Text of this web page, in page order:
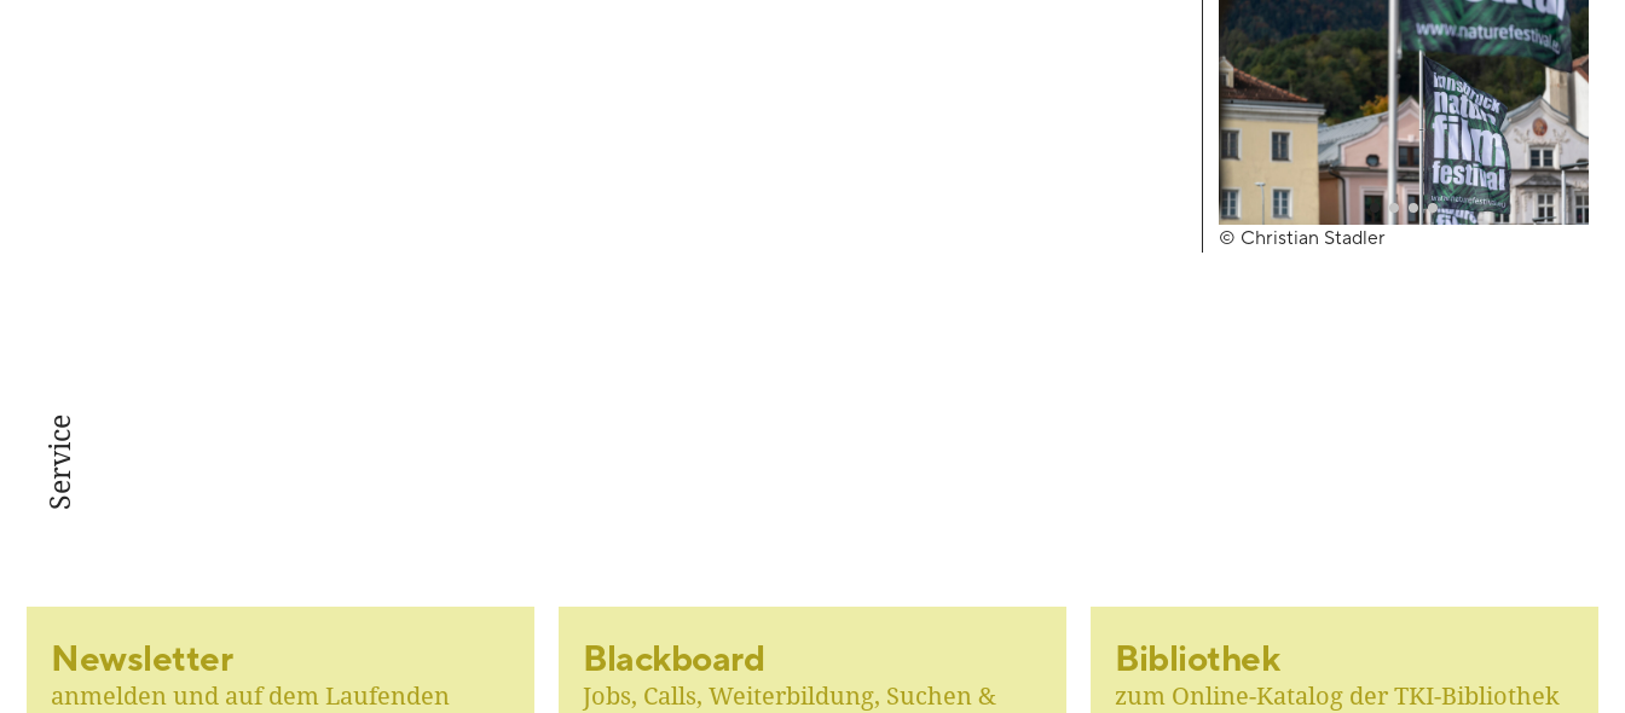
© Christian Stadler
Service
Newsletter
anmelden und auf dem Laufenden
Blackboard
Jobs, Calls, Weiterbildung, Suchen &
Bibliothek
zum Online-Katalog der TKI-Bibliothek
Newsletter
Glossar
Downloads
Suche